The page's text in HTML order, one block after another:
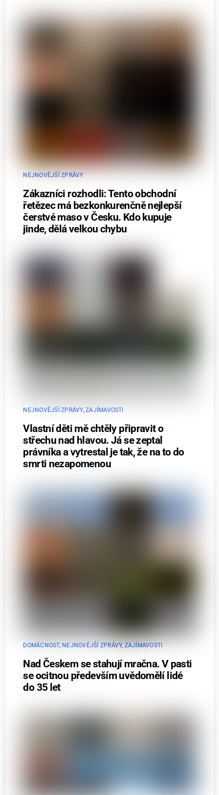
NEJNOVĚJŠÍ ZPRÁVY
Zákazníci rozhodli: Tento obchodní
řetězec má bezkonkurenčně nejlepší
čerstvé maso v Česku. Kdo kupuje
jinde, dělá velkou chybu
NEJNOVĚJŠÍ ZPRÁVY,ZAJÍMAVOSTI
Vlastní děti mě chtěly připravit o
střechu nad hlavou. Já se zeptal
právníka a vytrestal je tak, že na to do
smrti nezapomenou
DOMÁCNOST, NEJNOVĚJŠÍ ZPRÁVY, ZAJÍMAVOSTI
Nad Českem se stahují mračna. V pasti
se ocitnou především uvědomělí lidé
do 35 let